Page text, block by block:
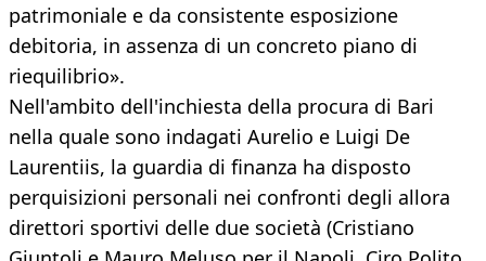
patrimoniale e da consistente esposizione
debitoria, in assenza di un concreto piano di
riequilibrio».
Nell'ambito dell'inchiesta della procura di Bari
nella quale sono indagati Aurelio e Luigi De
Laurentiis, la guardia di finanza ha disposto
perquisizioni personali nei confronti degli allora
direttori sportivi delle due società (Cristiano